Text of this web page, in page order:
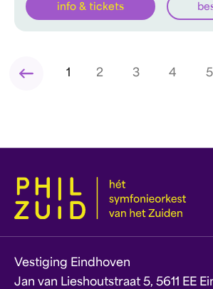
info & tickets
1 2 3 4 5
Vestiging Eindhoven
Jan van Lieshoutstraat 5, 5611 EE